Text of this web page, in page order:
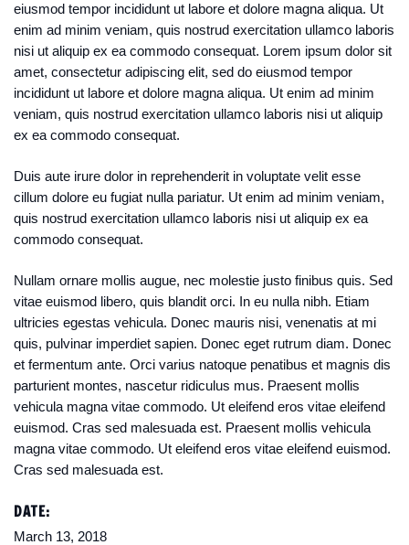
eiusmod tempor incididunt ut labore et dolore magna aliqua. Ut
enim ad minim veniam, quis nostrud exercitation ullamco laboris
nisi ut aliquip ex ea commodo consequat. Lorem ipsum dolor sit
amet, consectetur adipiscing elit, sed do eiusmod tempor
incididunt ut labore et dolore magna aliqua. Ut enim ad minim
veniam, quis nostrud exercitation ullamco laboris nisi ut aliquip
ex ea commodo consequat.
Duis aute irure dolor in reprehenderit in voluptate velit esse
cillum dolore eu fugiat nulla pariatur. Ut enim ad minim veniam,
quis nostrud exercitation ullamco laboris nisi ut aliquip ex ea
commodo consequat.
Nullam ornare mollis augue, nec molestie justo finibus quis. Sed
vitae euismod libero, quis blandit orci. In eu nulla nibh. Etiam
ultricies egestas vehicula. Donec mauris nisi, venenatis at mi
quis, pulvinar imperdiet sapien. Donec eget rutrum diam. Donec
et fermentum ante. Orci varius natoque penatibus et magnis dis
parturient montes, nascetur ridiculus mus. Praesent mollis
vehicula magna vitae commodo. Ut eleifend eros vitae eleifend
euismod. Cras sed malesuada est. Praesent mollis vehicula
magna vitae commodo. Ut eleifend eros vitae eleifend euismod.
Cras sed malesuada est.
DATE:
March 13, 2018